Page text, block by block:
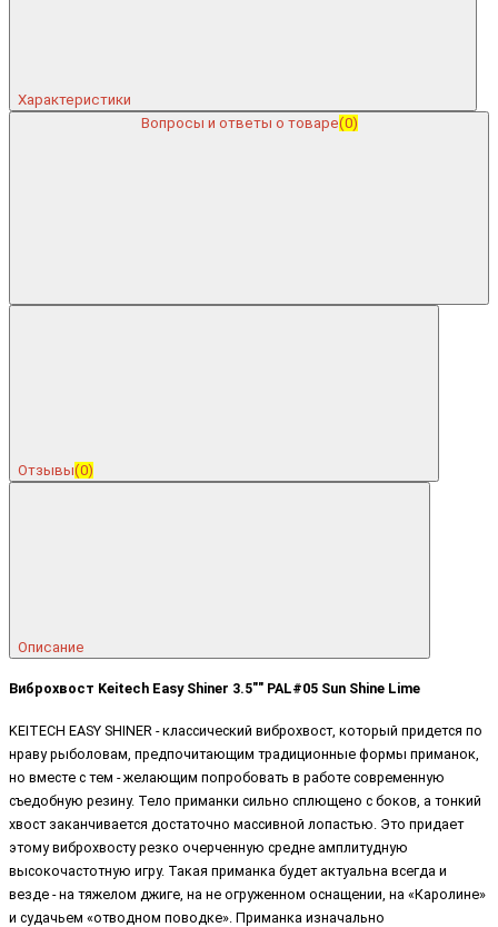
Характеристики
Вопросы и ответы о товаре(0)
Отзывы(0)
Описание
Виброхвост Keitech Easy Shiner 3.5"" PAL#05 Sun Shine Lime
KEITECH EASY SHINER - классический виброхвост, который придется по
нраву рыболовам, предпочитающим традиционные формы приманок,
но вместе с тем - желающим попробовать в работе современную
съедобную резину. Тело приманки сильно сплющено с боков, а тонкий
хвост заканчивается достаточно массивной лопастью. Это придает
этому виброхвосту резко очерченную средне амплитудную
высокочастотную игру. Такая приманка будет актуальна всегда и
везде - на тяжелом джиге, на не огруженном оснащении, на «Каролине»
и судачьем «отводном поводке». Приманка изначально